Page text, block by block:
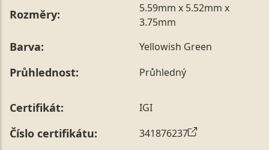
Rozměry:
5.59mm x 5.52mm x
3.75mm
Barva: Yellowish Green
Průhlednost: Průhledný
Certifikát: IGI
Číslo certifikátu: 341876237